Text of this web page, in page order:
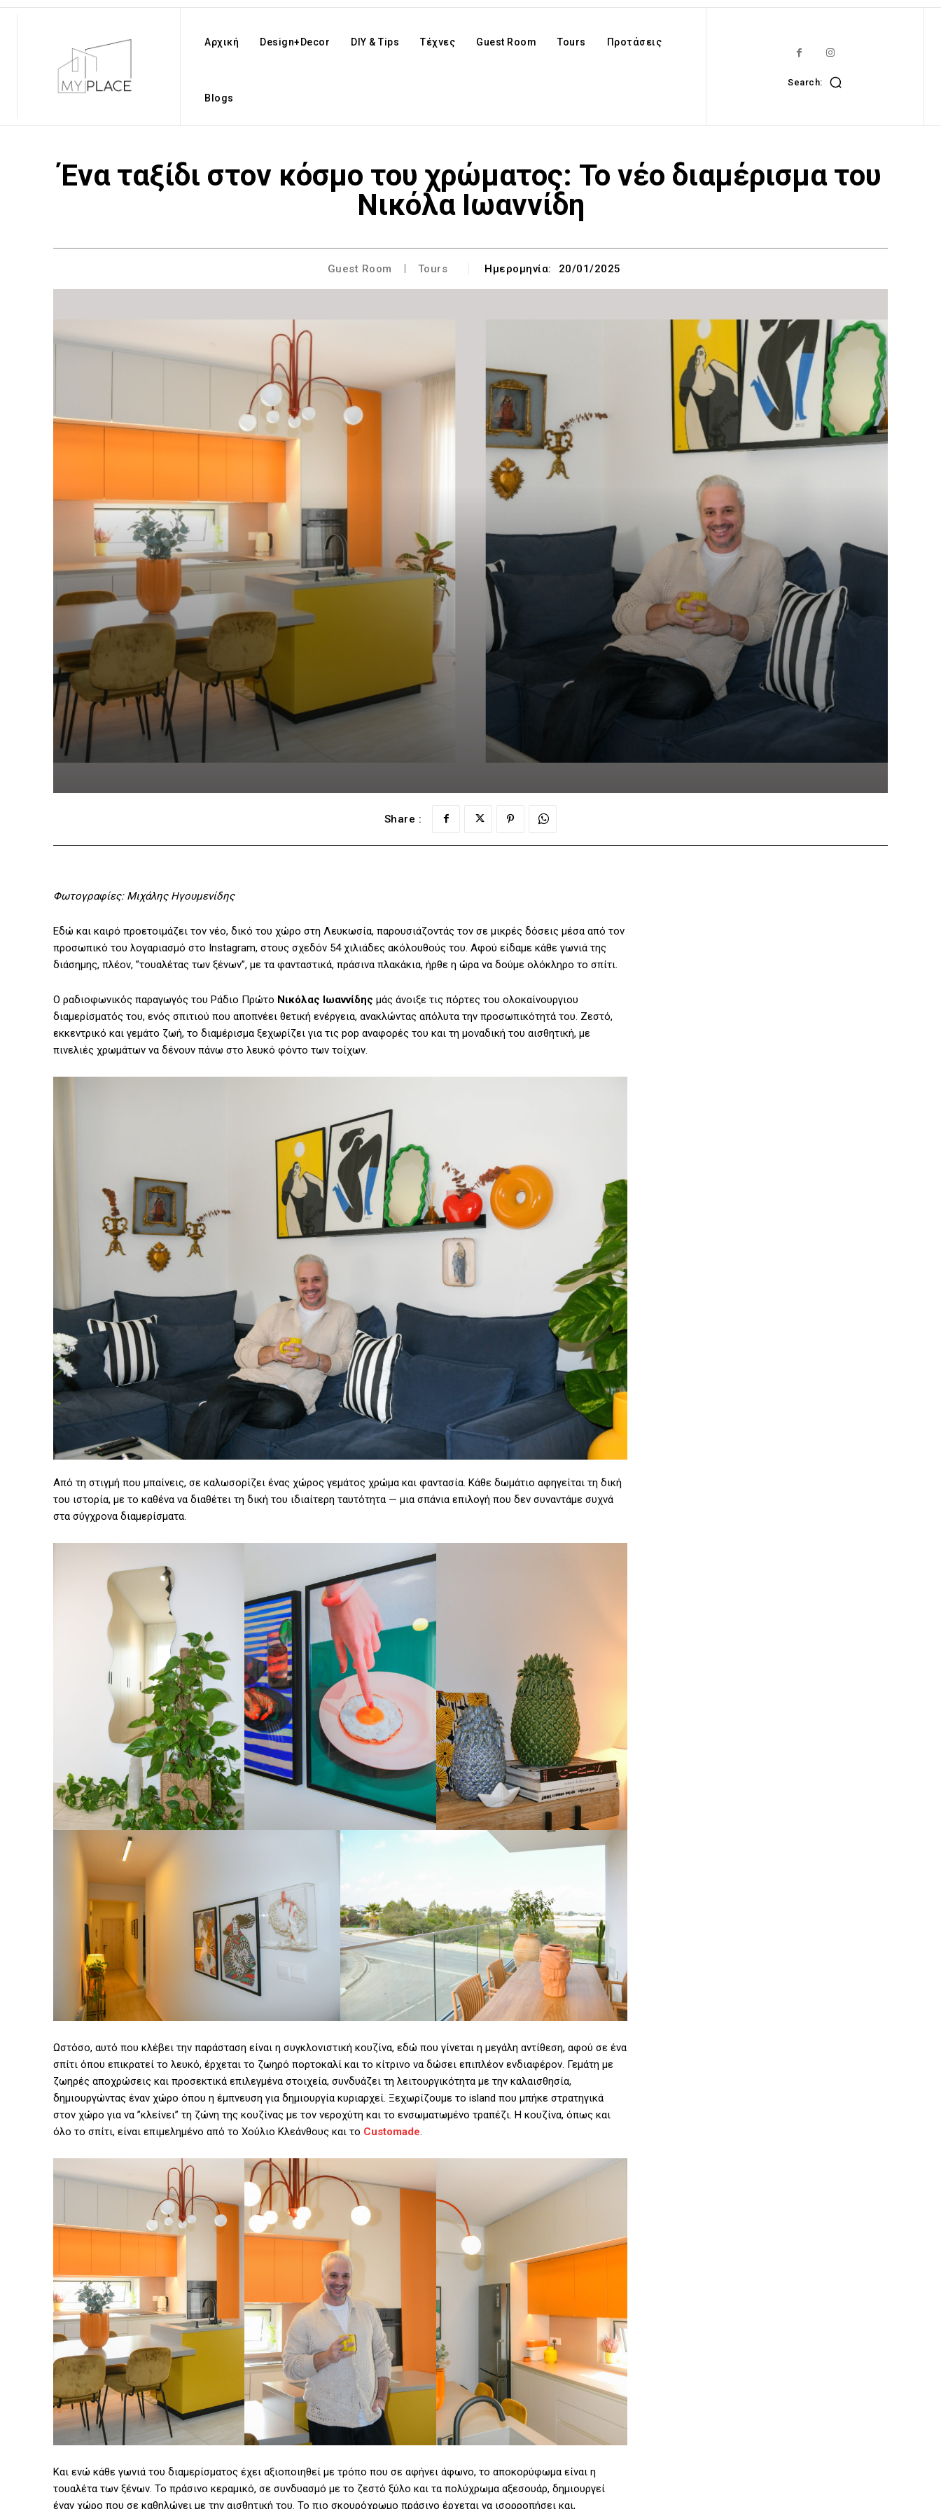
Αρχική Design+Decor DIY & Tips Τέχνες Guest Room Tours Προτάσεις
Blogs
Search:
Ένα ταξίδι στον κόσμο του χρώματος: Το νέο διαμέρισμα του
Νικόλα Ιωαννίδη
Guest Room Tours Ημερομηνία: 20/01/2025
Share :
Φωτογραφίες: Μιχάλης Ηγουμενίδης
Εδώ και καιρό προετοιμάζει τον νέο, δικό του χώρο στη Λευκωσία, παρουσιάζοντάς τον σε μικρές δόσεις μέσα από τον
προσωπικό του λογαριασμό στο Instagram, στους σχεδόν 54 χιλιάδες ακόλουθούς του. Αφού είδαμε κάθε γωνιά της
διάσημης, πλέον, ”τουαλέτας των ξένων”, με τα φανταστικά, πράσινα πλακάκια, ήρθε η ώρα να δούμε ολόκληρο το σπίτι.
Ο ραδιοφωνικός παραγωγός του Ράδιο Πρώτο Νικόλας Ιωαννίδης μάς άνοιξε τις πόρτες του ολοκαίνουργιου
διαμερίσματός του, ενός σπιτιού που αποπνέει θετική ενέργεια, ανακλώντας απόλυτα την προσωπικότητά του. Ζεστό,
εκκεντρικό και γεμάτο ζωή, το διαμέρισμα ξεχωρίζει για τις pop αναφορές του και τη μοναδική του αισθητική, με
πινελιές χρωμάτων να δένουν πάνω στο λευκό φόντο των τοίχων.
Από τη στιγμή που μπαίνεις, σε καλωσορίζει ένας χώρος γεμάτος χρώμα και φαντασία. Κάθε δωμάτιο αφηγείται τη δική
του ιστορία, με το καθένα να διαθέτει τη δική του ιδιαίτερη ταυτότητα — μια σπάνια επιλογή που δεν συναντάμε συχνά
στα σύγχρονα διαμερίσματα.
Ωστόσο, αυτό που κλέβει την παράσταση είναι η συγκλονιστική κουζίνα, εδώ που γίνεται η μεγάλη αντίθεση, αφού σε ένα
σπίτι όπου επικρατεί το λευκό, έρχεται το ζωηρό πορτοκαλί και το κίτρινο να δώσει επιπλέον ενδιαφέρον. Γεμάτη με
ζωηρές αποχρώσεις και προσεκτικά επιλεγμένα στοιχεία, συνδυάζει τη λειτουργικότητα με την καλαισθησία,
δημιουργώντας έναν χώρο όπου η έμπνευση για δημιουργία κυριαρχεί. Ξεχωρίζουμε το island που μπήκε στρατηγικά
στον χώρο για να ”κλείνει” τη ζώνη της κουζίνας με τον νεροχύτη και το ενσωματωμένο τραπέζι. Η κουζίνα, όπως και
όλο το σπίτι, είναι επιμελημένο από το Χούλιο Κλεάνθους και το Customade.
Και ενώ κάθε γωνιά του διαμερίσματος έχει αξιοποιηθεί με τρόπο που σε αφήνει άφωνο, το αποκορύφωμα είναι η
τουαλέτα των ξένων. Το πράσινο κεραμικό, σε συνδυασμό με το ζεστό ξύλο και τα πολύχρωμα αξεσουάρ, δημιουργεί
έναν χώρο που σε καθηλώνει με την αισθητική του. Το πιο σκουρόχρωμο πράσινο έρχεται να ισορροπήσει και,